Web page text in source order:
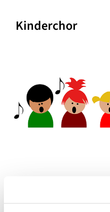
Kinderchor